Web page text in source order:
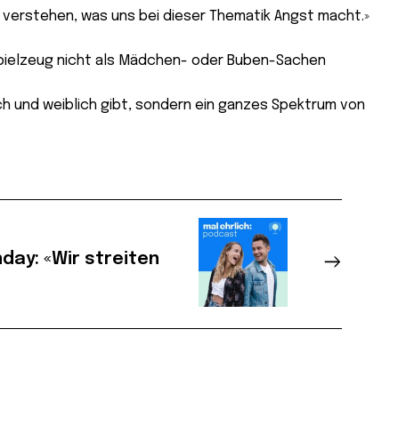
was uns bei dieser Thematik Angst macht.»
nicht als Mädchen- oder Buben-Sachen
und weiblich gibt, sondern ein ganzes Spektrum von
«Wir streiten